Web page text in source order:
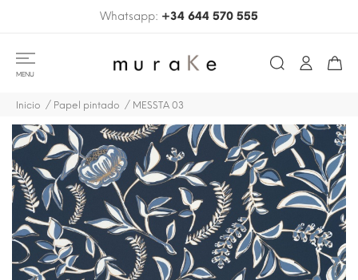
Whatsapp: +34 644 570 555
MENU
Inicio Papel pintado MESSTA 03